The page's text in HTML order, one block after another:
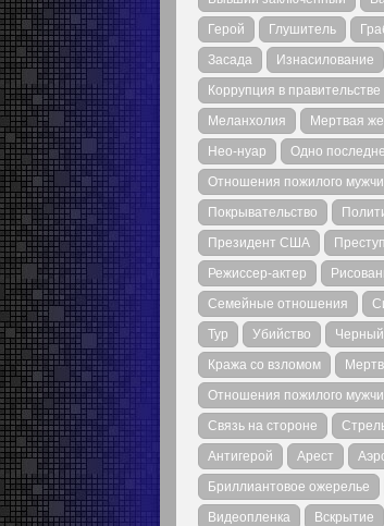
Герой
Глушитель
Засада
Изнасилование
Коррупция в правительстве
Меланхолия
Мертвая
Нео-нуар
Одно
Отношения пожилого
Покрывательство
Президент США
Режиссер-актер
Семейные отношения
Тур
Убийство Черный
Кража со взломом
Отношения пожилого
Связь на стороне
Антигерой
Арест
Бриллиантовое ожерелье
Видеопленка
Вскрытие